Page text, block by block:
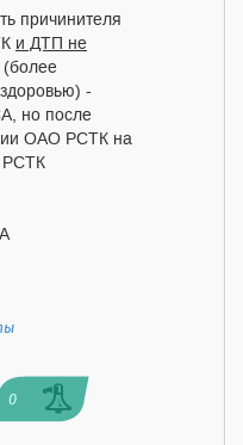
причинителя
и ДТП не
(более
-
но после
ОАО РСТК на
РСТК
0